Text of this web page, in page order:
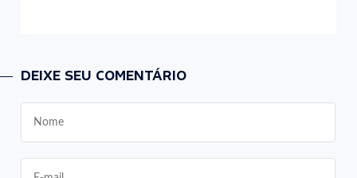
DEIXE SEU COMENTÁRIO